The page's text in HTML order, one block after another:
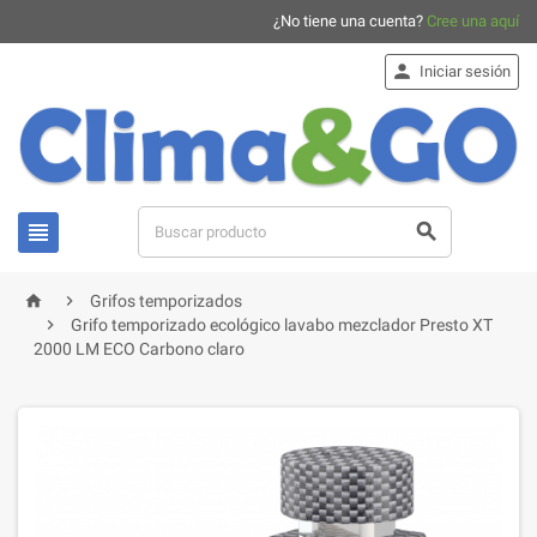
¿No tiene una cuenta? Cree una aquí
 
 Iniciar sesión
 
Grifos temporizados

Grifo temporizado ecológico lavabo mezclador Presto XT
2000 LM ECO Carbono claro